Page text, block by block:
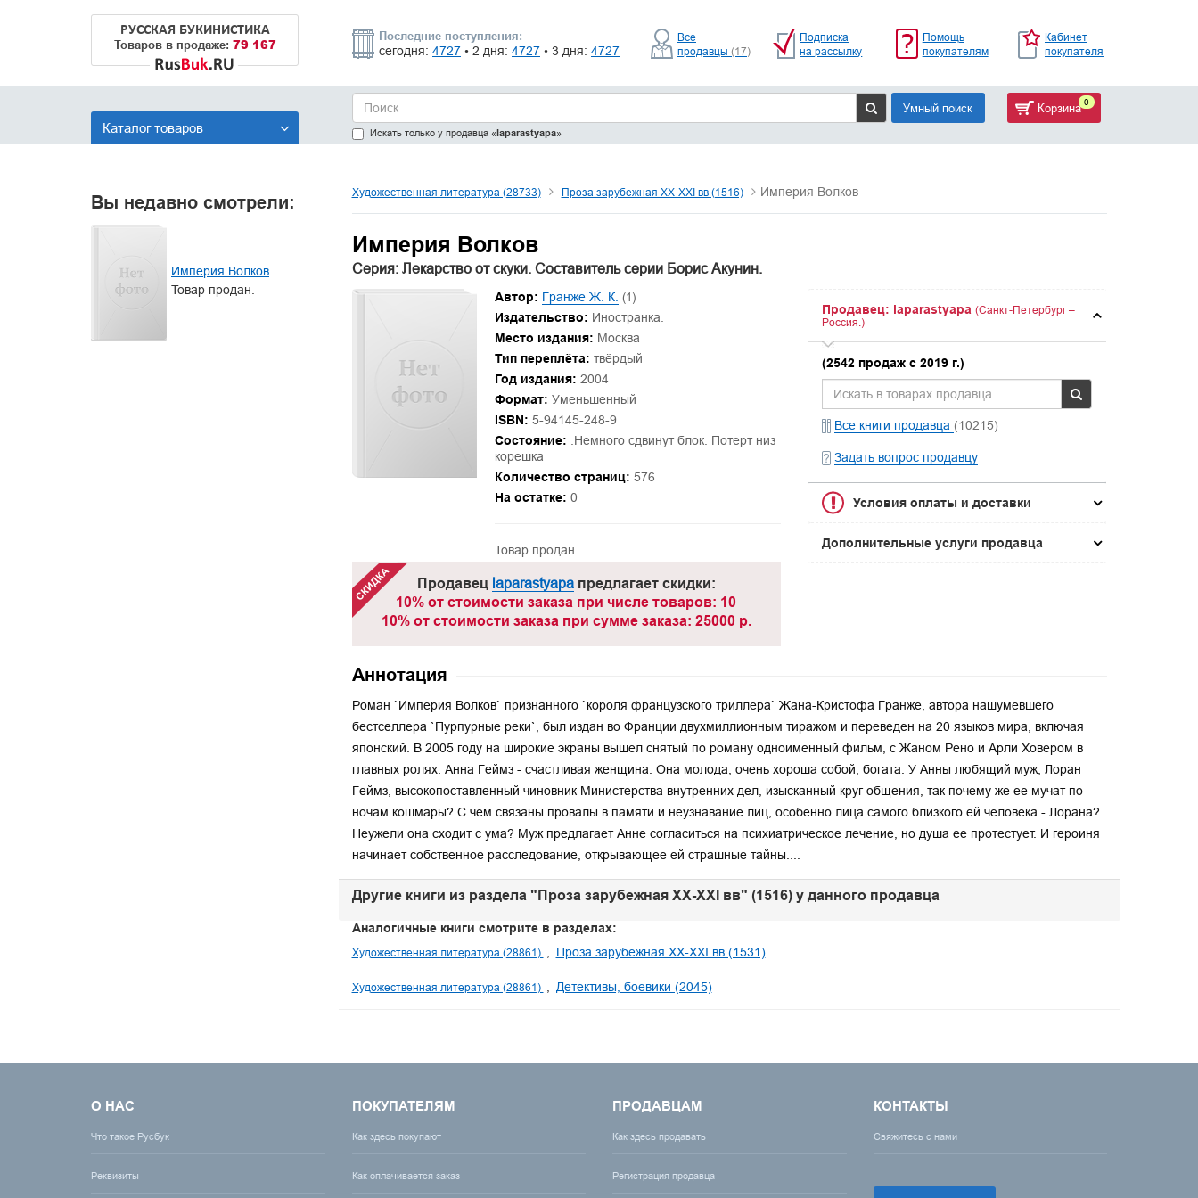
РУССКАЯ БУКИНИСТИКА
Товаров в продаже: 79 167
Последние поступления:
сегодня: 4727 • 2 дня: 4727 • 3 дня: 4727
Все
продавцы (17)
Подписка
на рассылку
Помощь
покупателям
Кабинет
покупателя
Каталог товаров Искать только у продавца «laparastyapa»
Умный поиск Корзина 0
Вы недавно смотрели:
Империя Волков
Товар продан.
Художественная литература (28733) Проза зарубежная XX-XXI вв (1516) Империя Волков
Империя Волков
Серия: Лекарство от скуки. Составитель серии Борис Акунин.
Автор: Гранже Ж. К. (1)
Издательство: Иностранка.
Место издания: Москва
Тип переплёта: твёрдый
Год издания: 2004
Формат: Уменьшенный
ISBN: 5-94145-248-9
Состояние: .Немного сдвинут блок. Потерт низ
корешка
Количество страниц: 576
На остатке: 0
Товар продан.
Продавец laparastyapaпредлагает скидки:
10% от стоимости заказа при числе товаров: 10
10% от стоимости заказа при сумме заказа: 25000 р.
Продавец: laparastyapa (Санкт-Петербург –
Россия.)
(2542 продаж с 2019 г.)
Все книги продавца (10215)
Задать вопрос продавцу
Условия оплаты и доставки
Дополнительные услуги продавца
Аннотация
Роман `Империя Волков` признанного `короля французского триллера` Жана-Кристофа Гранже, автора нашумевшего
бестселлера `Пурпурные реки`, был издан во Франции двухмиллионным тиражом и переведен на 20 языков мира, включая
японский. В 2005 году на широкие экраны вышел снятый по роману одноименный фильм, с Жаном Рено и Арли Ховером в
главных ролях. Анна Геймз - счастливая женщина. Она молода, очень хороша собой, богата. У Анны любящий муж, Лоран
Геймз, высокопоставленный чиновник Министерства внутренних дел, изысканный круг общения, так почему же ее мучат по
ночам кошмары? С чем связаны провалы в памяти и неузнавание лиц, особенно лица самого близкого ей человека - Лорана?
Неужели она сходит с ума? Муж предлагает Анне согласиться на психиатрическое лечение, но душа ее протестует. И героиня
начинает собственное расследование, открывающее ей страшные тайны....
Другие книги из раздела "Проза зарубежная XX-XXI вв" (1516) у данного продавца
Аналогичные книги смотрите в разделах:
Художественная литература (28861) Проза зарубежная XX-XXI вв (1531)
Художественная литература (28861) Детективы, боевики (2045)
О НАС
Что такое Русбук
Реквизиты
ПОКУПАТЕЛЯМ
Как здесь покупают
Как оплачивается заказ
ПРОДАВЦАМ
Как здесь продавать
Регистрация продавца
КОНТАКТЫ
Свяжитесь с нами